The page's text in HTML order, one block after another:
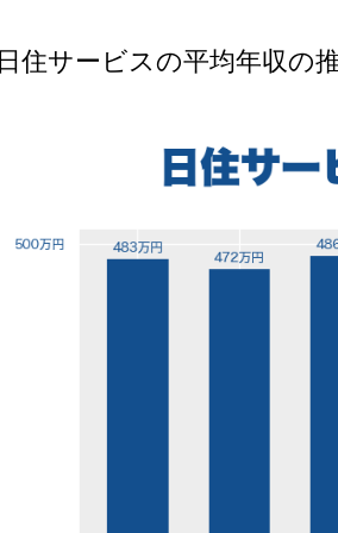
日住サービスの平均年収の